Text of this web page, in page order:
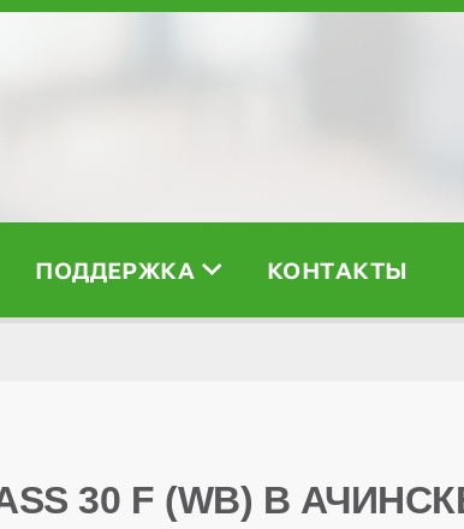
ПОДДЕРЖКА КОНТАКТЫ
30 F (WB) В